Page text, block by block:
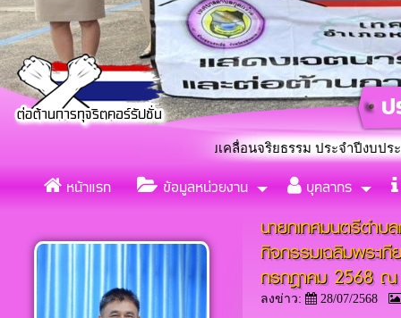
« แต่งตั้งคณะทำงานขับเคลื่อน
บลกุดกว้าง ร่วมใจขับเคลื่อนจริยธรรม ประจำปีงบประมาณ 2569 โ
หน้าแรก ข้อมูลหน่วยงาน บุคลากร
นายกเทศมนตรีตำบ
กิจกรรมเฉลิมพระเ
กรกฎาคม 2568 ณ
ลงข่าว: 28/07/2568